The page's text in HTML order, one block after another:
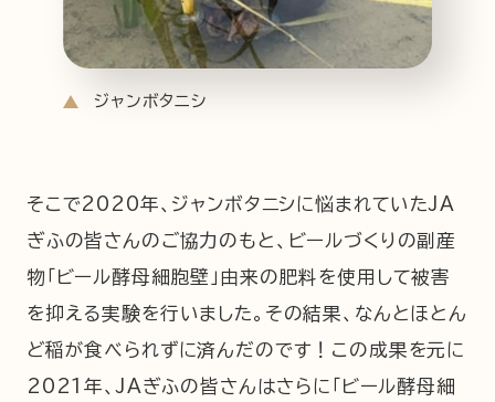
ジャンボタニシ
そこで2020年、ジャンボタニシに悩まれていたJA
ぎふの皆さんのご協力のもと、ビールづくりの副産
物「ビール酵母細胞壁」由来の肥料を使用して被害
を抑える実験を行いました。その結果、なんとほとん
ど稲が食べられずに済んだのです！この成果を元に
2021年、JAぎふの皆さんはさらに「ビール酵母細